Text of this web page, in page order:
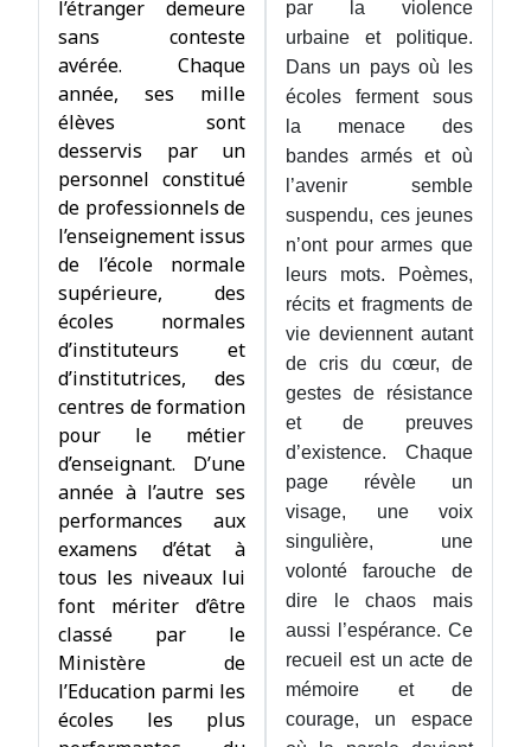
l’étranger demeure
sans conteste
avérée. Chaque
année, ses mille
élèves sont
desservis par un
personnel constitué
de professionnels de
l’enseignement issus
de l’école normale
supérieure, des
écoles normales
d’instituteurs et
d’institutrices, des
centres de formation
pour le métier
d’enseignant. D’une
année à l’autre ses
performances aux
examens d’état à
tous les niveaux lui
font mériter d’être
classé par le
Ministère de
l’Education parmi les
écoles les plus
par la violence
urbaine et politique.
Dans un pays où les
écoles ferment sous
la menace des
bandes armés et où
l’avenir semble
suspendu, ces jeunes
n’ont pour armes que
leurs mots. Poèmes,
récits et fragments de
vie deviennent autant
de cris du cœur, de
gestes de résistance
et de preuves
d’existence. Chaque
page révèle un
visage, une voix
singulière, une
volonté farouche de
dire le chaos mais
aussi l’espérance. Ce
recueil est un acte de
mémoire et de
courage, un espace